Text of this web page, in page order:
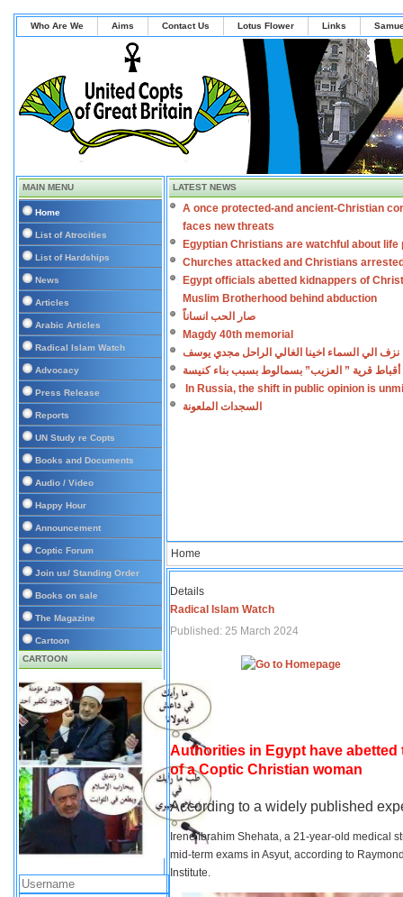
Who Are We Aims Contact Us Lotus Flower Links
MAIN MENU
Home
List of Atrocities
List of Hardships
News
Articles
Arabic Articles
Radical Islam Watch
Advocacy
Press Release
Reports
UN Study re Copts
Books and Documents
Audio / Video
Happy Hour
Announcement
Coptic Forum
Join us/ Standing Order
Books on sale
The Magazine
Cartoon
CARTOON
LATEST NEWS
A once protected-and ancient-Christian
faces new threats
Egyptian Christians are watchful about life
Churches attacked and Christians
Egypt officials abetted kidnappers of
Muslim Brotherhood behind abduction
صار الحب انساناً
Magdy 40th memorial
نزف الي السماء اخينا الغالي الراحل مجدي يوسف
أقباط قرية ” العزيب” بسمالوط بسبب بناء كنيسة
In Russia, the shift in public opinion is
السجدات الملعونة
Home
Details
Radical Islam Watch
Published: 25 March 2024
Authorities in Egypt have
of a Coptic Christian woman
According to a widely published
Irene Ibrahim Shehata, a 21-year-old medical
mid-term exams in Asyut, according to
Institute.